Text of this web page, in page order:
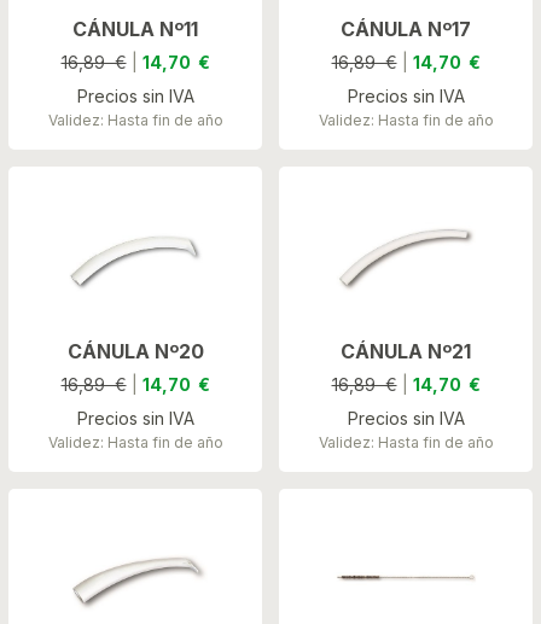
CÁNULA Nº11
16,89 €| 14,70 €
Precios sin IVA
Validez: Hasta fin de año
CÁNULA Nº17
16,89 €| 14,70 €
Precios sin IVA
Validez: Hasta fin de año
CÁNULA Nº20
16,89 €| 14,70 €
Precios sin IVA
Validez: Hasta fin de año
CÁNULA Nº21
16,89 €| 14,70 €
Precios sin IVA
Validez: Hasta fin de año